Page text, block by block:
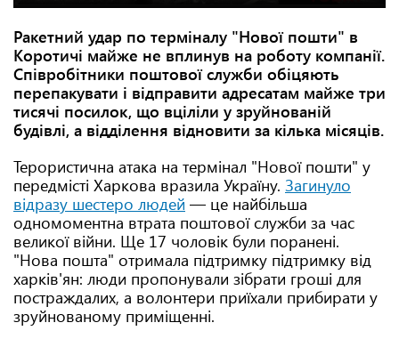
Ракетний удар по терміналу "Нової пошти" в
Коротичі майже не вплинув на роботу компанії.
Співробітники поштової служби обіцяють
перепакувати і відправити адресатам майже три
тисячі посилок, що вціліли у зруйнованій
будівлі, а відділення відновити за кілька місяців.
Терористична атака на термінал "Нової пошти" у
передмісті Харкова вразила Україну. Загинуло
відразу шестеро людей — це найбільша
одномоментна втрата поштової служби за час
великої війни. Ще 17 чоловік були поранені.
"Нова пошта" отримала підтримку підтримку від
харків'ян: люди пропонували зібрати гроші для
постраждалих, а волонтери приїхали прибирати у
зруйнованому приміщенні.